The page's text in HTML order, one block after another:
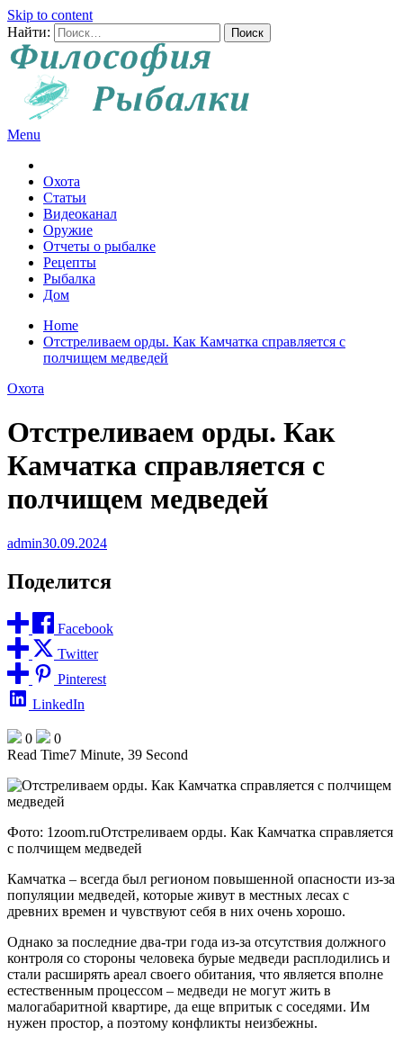
Skip to content
Найти:
Menu
Охота
Статьи
Видеоканал
Оружие
Отчеты о рыбалке
Рецепты
Рыбалка
Дом
Home
Отстреливаем орды. Как Камчатка справляется с
полчищем медведей
Охота
Отстреливаем орды. Как
Камчатка справляется с
полчищем медведей
admin30.09.2024
Поделится
Facebook
Twitter
Pinterest
LinkedIn
0
0
Read Time7 Minute, 39 Second
Фото: 1zoom.ruОтстреливаем орды. Как Камчатка справляется
с полчищем медведей
Камчатка – всегда был регионом повышенной опасности из-за
популяции медведей, которые живут в местных лесах с
древних времен и чувствуют себя в них очень хорошо.
Однако за последние два-три года из-за отсутствия должного
контроля со стороны человека бурые медведи расплодились и
стали расширять ареал своего обитания, что является вполне
естественным процессом – медведи не могут жить в
малогабаритной квартире, да еще впритык с соседями. Им
нужен простор, а поэтому конфликты неизбежны.